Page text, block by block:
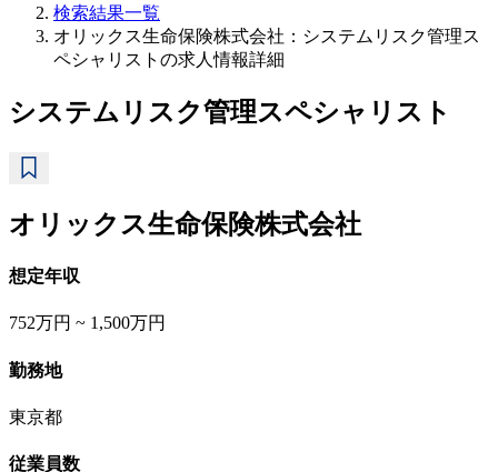
検索結果一覧
オリックス生命保険株式会社：システムリスク管理ス
ペシャリストの求人情報詳細
システムリスク管理スペシャリスト
オリックス生命保険株式会社
想定年収
752万円 ~ 1,500万円
勤務地
東京都
従業員数